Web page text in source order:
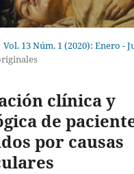
Vol. 13 Núm. 1 (2020): Enero -
clínica y
de
por causas